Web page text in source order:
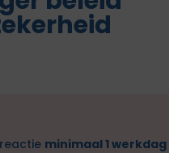
minimaal 1 werkdag